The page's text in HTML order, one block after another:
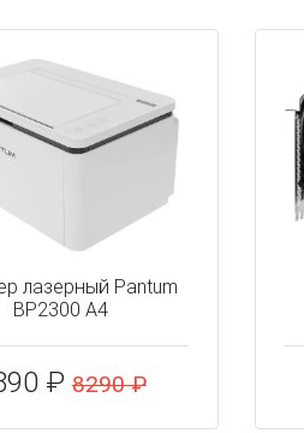
лазерный Pantum
BP2300 A4
₽8290 ₽